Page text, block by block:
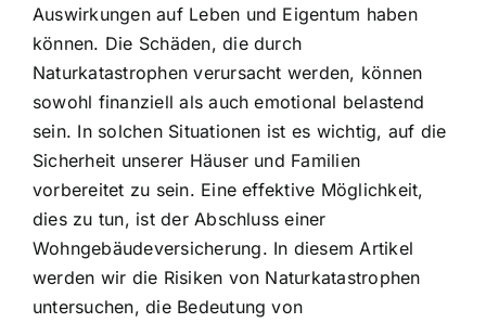
Auswirkungen auf Leben und Eigentum haben
können. Die Schäden, die durch
Naturkatastrophen verursacht werden, können
sowohl finanziell als auch emotional belastend
sein. In solchen Situationen ist es wichtig, auf die
Sicherheit unserer Häuser und Familien
vorbereitet zu sein. Eine effektive Möglichkeit,
dies zu tun, ist der Abschluss einer
Wohngebäudeversicherung. In diesem Artikel
werden wir die Risiken von Naturkatastrophen
untersuchen, die Bedeutung von